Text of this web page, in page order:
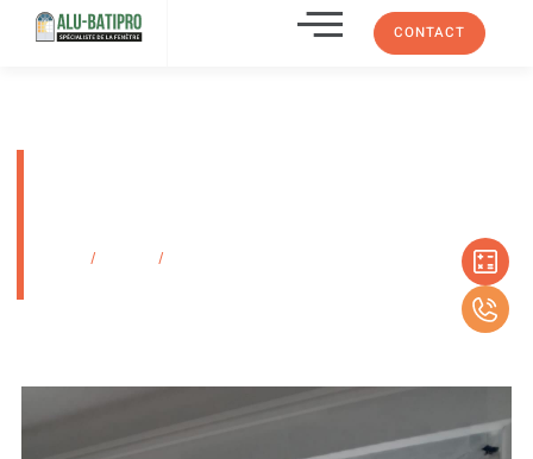
CONTACT
/ /
Remplacement de fenêtres simple vitrage PVC dans